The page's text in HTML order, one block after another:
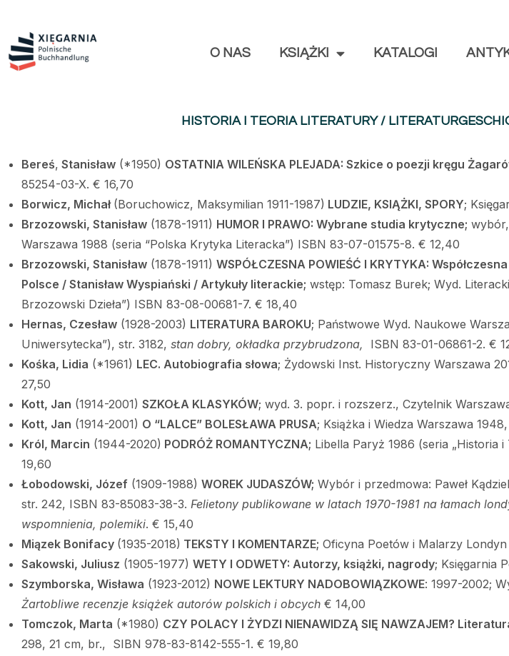
O NAS KSIĄŻKI KATALOGI
HISTORIA I TEORIA LITERATURY /
Bereś, Stanisław (*1950) OSTATNIA WILEŃSKA PLEJADA: Szkice o poezji kręgu
85254-03-X. € 16,70
Borwicz, Michał (Boruchowicz, Maksymilian 1911-1987) LUDZIE, KSIĄŻKI, SPORY;
Brzozowski, Stanisław (1878-1911) HUMOR I PRAWO: Wybrane studia krytyczne;
Warszawa 1988 (seria “Polska Krytyka Literacka”) ISBN 83-07-01575-8. € 12,40
Brzozowski, Stanisław (1878-1911) WSPÓŁCZESNA POWIEŚĆ I KRYTYKA:
Polsce / Stanisław Wyspiański / Artykuły literackie; wstęp: Tomasz Burek; Wyd.
Brzozowski Dzieła”) ISBN 83-08-00681-7. € 18,40
Hernas, Czesław (1928-2003) LITERATURA BAROKU; Państwowe Wyd. Naukowe
Uniwersytecka”), str. 3182, stan dobry, okładka przybrudzona, ISBN 83-01-06861-2. €
Kośka, Lidia (*1961) LEC. Autobiografia słowa; Żydowski Inst. Historyczny Warszawa
27,50
Kott, Jan (1914-2001) SZKOŁA KLASYKÓW; wyd. 3. popr. i rozszerz., Czytelnik
Kott, Jan (1914-2001) O “LALCE” BOLESŁAWA PRUSA; Książka i Wiedza Warszawa
Król, Marcin (1944-2020) PODRÓŻ ROMANTYCZNA; Libella Paryż 1986 (seria „Historia
19,60
Łobodowski, Józef (1909-1988) WOREK JUDASZÓW; Wybór i przedmowa: Paweł
str. 242, ISBN 83-85083-38-3. Felietony publikowane w latach 1970-1981 na łamach
wspomnienia, polemiki. € 15,40
Miązek Bonifacy (1935-2018) TEKSTY I KOMENTARZE; Oficyna Poetów i Malarzy Londyn
Sakowski, Juliusz (1905-1977) WETY I ODWETY: Autorzy, książki, nagrody; Księgarnia
Szymborska, Wisława (1923-2012) NOWE LEKTURY NADOBOWIĄZKOWE: 1997-2002;
Żartobliwe recenzje książek autorów polskich i obcych € 14,00
Tomczok, Marta (*1980) CZY POLACY I ŻYDZI NIENAWIDZĄ SIĘ NAWZAJEM?
298, 21 cm, br., SIBN 978-83-8142-555-1. € 19,80